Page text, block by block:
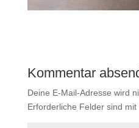
Kommentar
Deine E-Mail-Adresse wird
Erforderliche Felder sind mit